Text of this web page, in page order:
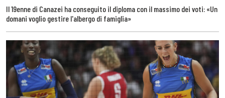
Il 19enne di Canazei ha conseguito il diploma con il massimo dei voti: «Un
domani voglio gestire l'albergo di famiglia»